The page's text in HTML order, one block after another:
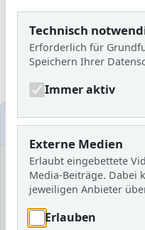
Alle
Bildergalerien
Medien filtern
Schuljahr
Schlagwort
Technisch
Erforderlich für
Speichern Ihrer
Immer aktiv
Externe Medien
Erlaubt eingebettete
Media-Beiträge. Dabei
jeweiligen Anbieter
Erlauben